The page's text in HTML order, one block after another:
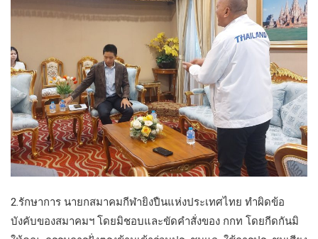
2.รักษาการ นายกสมาคมกีฬายิงปืนแห่งประเทศไทย ทำผิดข้อ
บังคับของสมาคมฯ โดยมิชอบและขัดคำสั่งของ กกท โดยกีดกันมิ